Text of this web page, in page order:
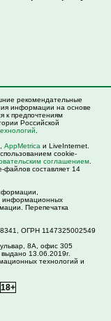
рекомендательные
информации на основе
к предпочтениям
Российской
AppMetrica и LiveInternet.
cookie-
соглашением
файлов составляет 14
информационных
Перепечатка
ОГРН 1147325002549
8А, офис 305
13.06.2019г.
технологий и
18+